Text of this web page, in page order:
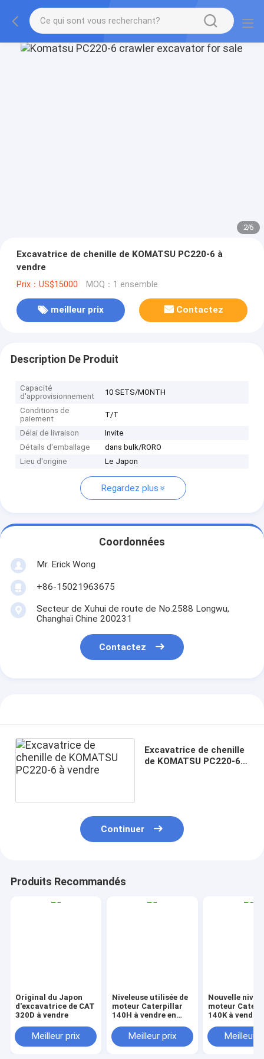
2/6
Excavatrice de chenille de KOMATSU PC220-6 à
vendre
Prix：US$15000 MOQ：1 ensemble
meilleur prix Contactez
Description De Produit
Capacité
d'approvisionnement
10 SETS/MONTH
Conditions de
paiement
T/T
Délai de livraison
Invite
Détails d'emballage
dans bulk/RORO
Lieu d'origine
Le Japon
Regardez plus
Coordonnées
Mr. Erick Wong
+86-15021963675
Secteur de Xuhui de route de No.2588 Longwu,
Changhaï Chine 200231
Contactez
Excavatrice de chenille
de KOMATSU PC220-6 à
Continuer
Produits Recommandés
Original du Japon
d'excavatrice de CAT
320D à vendre
Meilleur prix
Niveleuse utilisée de
moteur Caterpillar
140H à vendre en
Meilleur prix
Nouvelle
moteur
140K à vendre
Meilleur